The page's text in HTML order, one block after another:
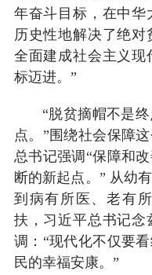
年奋斗目标，在中华
历史性地解决了绝
全面建成社会主义现
标迈进。”
“脱贫摘帽不是
点。”围绕社会保障
总书记强调“保障和
断的新起点。” 从幼
到病有所医、老有
扶，习近平总书记念
调：“现代化不仅要
民的幸福安康。”